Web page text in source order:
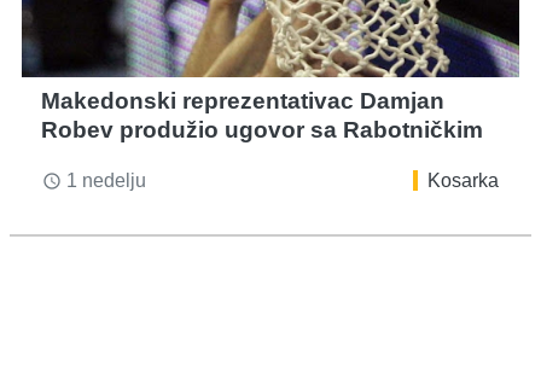
Makedonski reprezentativac Damjan
Robev produžio ugovor sa Rabotničkim
access_time 1 nedelju Kosarka